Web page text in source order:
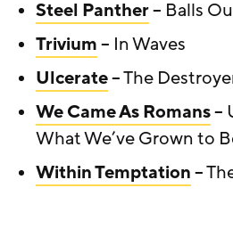
Steel Panther– Balls
Trivium– In Waves
Ulcerate– The
We Came As Romans–
What We’ve Grown to
Within Temptation–